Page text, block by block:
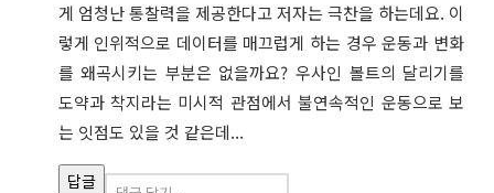
게 엄청난 통찰력을 제공한다고 저자는 극찬을 하는데요. 이
렇게 인위적으로 데이터를 매끄럽게 하는 경우 운동과 변화
를 왜곡시키는 부분은 없을까요? 우사인 볼트의 달리기를
도약과 착지라는 미시적 관점에서 불연속적인 운동으로 보
는 잇점도 있을 것 같은데...
답글